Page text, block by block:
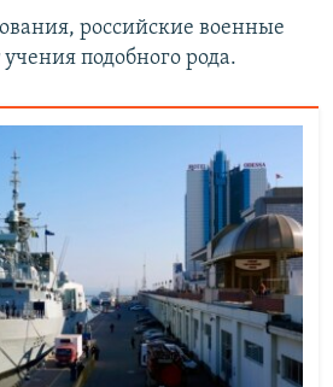
российские военные
подобного рода.